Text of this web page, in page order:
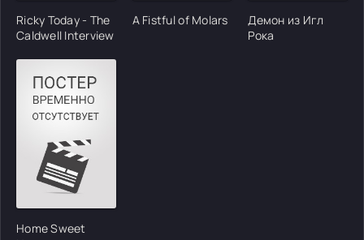
Ricky Today - The
Caldwell Interview
A Fistful of Molars
Демон из Игл
Рока
Home Sweet